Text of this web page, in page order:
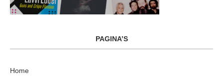
PAGINA’S
Home